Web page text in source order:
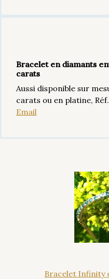
Bracelet en diamants
carats
Aussi disponible sur
carats ou en platine,
Email
Bracelet Infinity